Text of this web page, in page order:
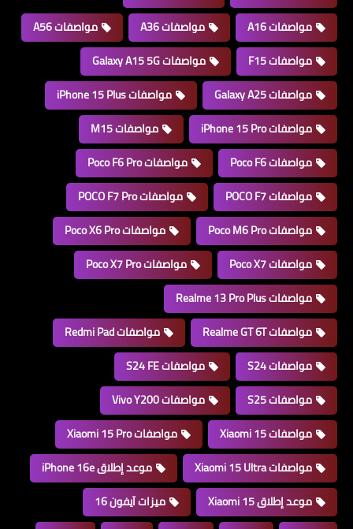
مواصفات A16
مواصفات A36
مواصفات A56
مواصفات F15
مواصفات Galaxy A15 5G
مواصفات Galaxy A25
مواصفات iPhone 15 Plus
مواصفات iPhone 15 Pro
مواصفات M15
مواصفات Poco F6
مواصفات Poco F6 Pro
مواصفات POCO F7
مواصفات POCO F7 Pro
مواصفات Poco M6 Pro
مواصفات Poco X6 Pro
مواصفات Poco X7
مواصفات Poco X7 Pro
مواصفات Realme 13 Pro Plus
مواصفات Realme GT 6T
مواصفات Redmi Pad
مواصفات S24
مواصفات S24 FE
مواصفات S25
مواصفات Vivo Y200
مواصفات Xiaomi 15
مواصفات Xiaomi 15 Pro
مواصفات Xiaomi 15 Ultra
موعد إطلاق iPhone 16e
موعد إطلاق Xiaomi 15
ميزات آيفون 16